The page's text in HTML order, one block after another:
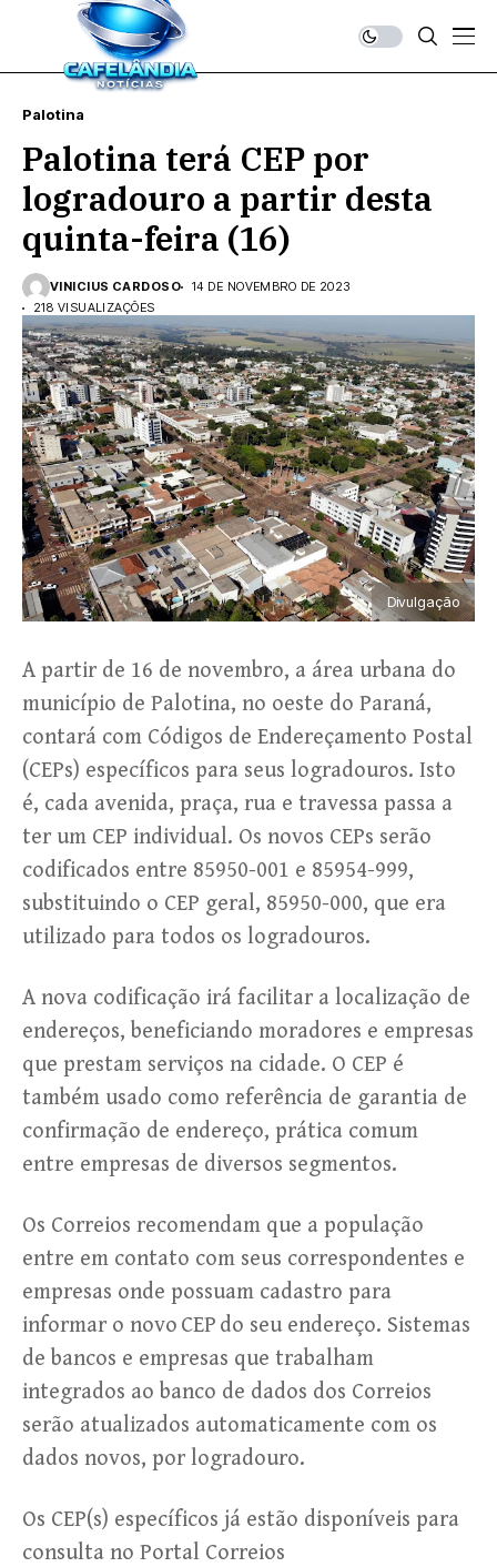
Palotina
Palotina terá CEP por
logradouro a partir desta
quinta-feira (16)
VINICIUS CARDOSO
14 DE NOVEMBRO DE 2023
218 VISUALIZAÇÕES
Divulgação
A partir de 16 de novembro, a área urbana do
município de Palotina, no oeste do Paraná,
contará com Códigos de Endereçamento Postal
(CEPs) específicos para seus logradouros. Isto
é, cada avenida, praça, rua e travessa passa a
ter um CEP individual. Os novos CEPs serão
codificados entre 85950-001 e 85954-999,
substituindo o CEP geral, 85950-000, que era
utilizado para todos os logradouros.
A nova codificação irá facilitar a localização de
endereços, beneficiando moradores e empresas
que prestam serviços na cidade. O CEP é
também usado como referência de garantia de
confirmação de endereço, prática comum
entre empresas de diversos segmentos.
Os Correios recomendam que a população
entre em contato com seus correspondentes e
empresas onde possuam cadastro para
informar o novo CEP do seu endereço. Sistemas
de bancos e empresas que trabalham
integrados ao banco de dados dos Correios
serão atualizados automaticamente com os
dados novos, por logradouro.
Os CEP(s) específicos já estão disponíveis para
consulta no Portal Correios